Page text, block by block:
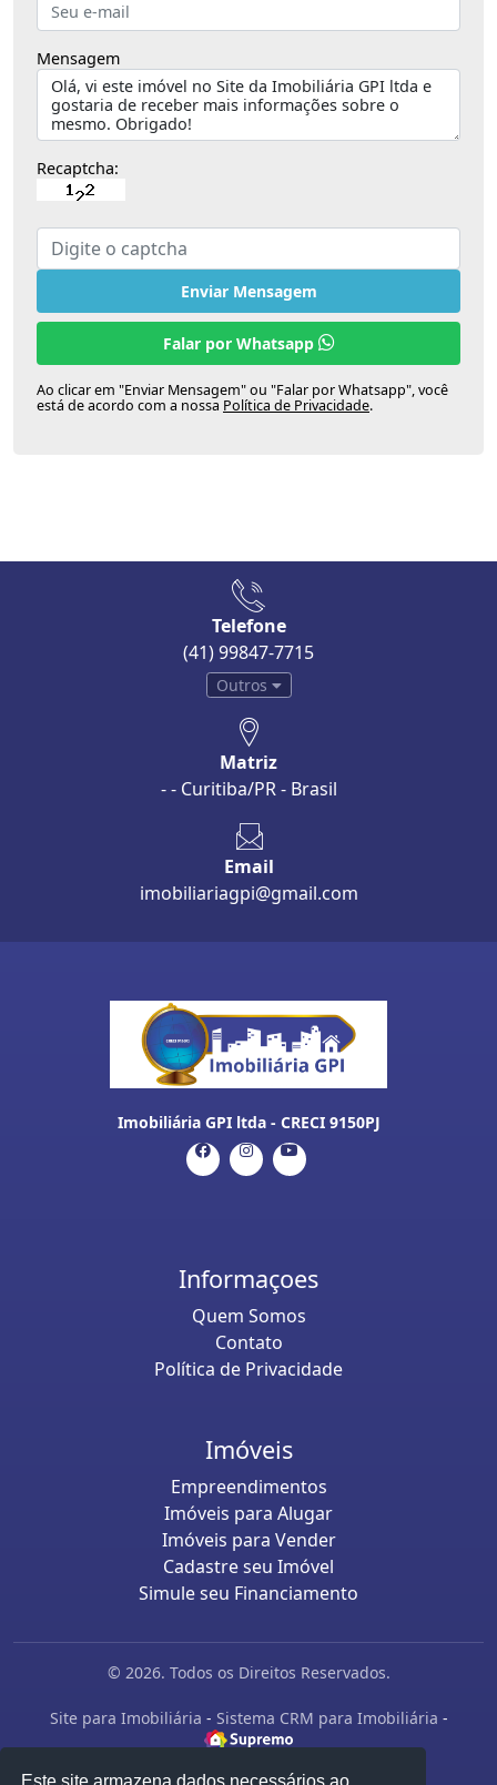
Este site armazena dados necessários ao
Mensagem
Recaptcha:
Enviar Mensagem
Falar por Whatsapp
Ao clicar em "Enviar Mensagem" ou "Falar por Whatsapp", você
está de acordo com a nossa Política de Privacidade.
Telefone
(41) 99847-7715
Outros
Matriz
- - Curitiba/PR - Brasil
Email
imobiliariagpi@gmail.com
Imobiliária GPI ltda - CRECI 9150PJ
Informaçoes
Quem Somos
Contato
Política de Privacidade
Imóveis
Empreendimentos
Imóveis para Alugar
Imóveis para Vender
Cadastre seu Imóvel
Simule seu Financiamento
© 2026. Todos os Direitos Reservados.
Site para Imobiliária - Sistema CRM para Imobiliária -